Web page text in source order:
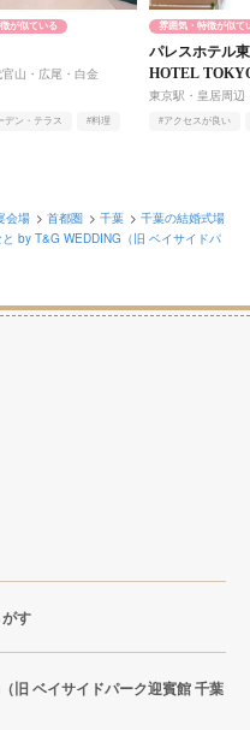
が似ている
山・広尾・白金
デン・テラス
#料理
雰囲気・特徴が似て
パレスホテル
HOTEL
東京駅・皇居周辺
#アクセスが良い
会場 首都圏 千葉
千葉の結婚式場
と by T&G WEDDING（旧 ベイサイドパ
す
旧 ベイサイドパーク迎賓館 千葉